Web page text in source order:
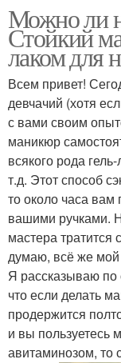
Можно ли
Стойкий
лаком для
Всем привет!
девчачий (хотя
с вами своим
маникюр
всякого рода
т.д. Этот способ
то около часа вам
вашими ручками.
мастера
думаю, всё же мой
Я рассказываю по
что если делать
продержится
и вы пользуетесь
авитаминозом, то